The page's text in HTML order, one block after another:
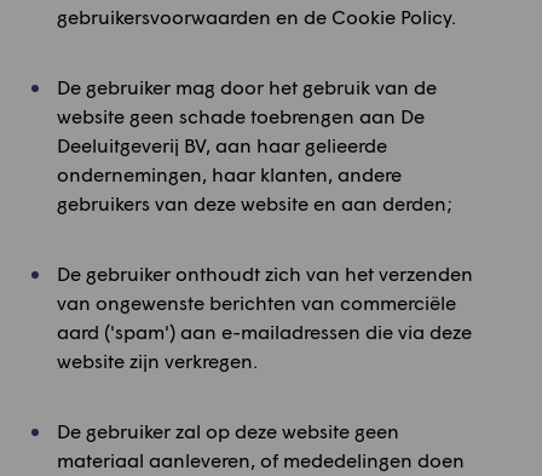
gebruikersvoorwaarden en de Cookie Policy.
De gebruiker mag door het gebruik van de
website geen schade toebrengen aan De
Deeluitgeverij BV, aan haar gelieerde
ondernemingen, haar klanten, andere
gebruikers van deze website en aan derden;
De gebruiker onthoudt zich van het verzenden
van ongewenste berichten van commerciële
aard ('spam') aan e-mailadressen die via deze
website zijn verkregen.
De gebruiker zal op deze website geen
materiaal aanleveren, of mededelingen doen